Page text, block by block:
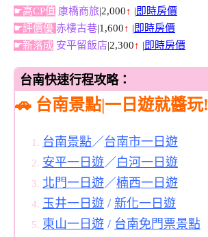
☛高CP值 康橋商旅|2,000↑ |即時房價
☛評價優 赤樓古巷|1,600↑ |即時房價
☛新落成 安平留飯店|2,300↑ |即時房價
台南快速行程攻略：
🚗 台南景點|一日遊就醬玩!
台南景點／ 台南市一日遊
安平一日遊／ 白河一日遊
北門一日遊／楠西一日遊
玉井一日遊 / 新化一日遊
東山一日遊 / 台南免門票景點